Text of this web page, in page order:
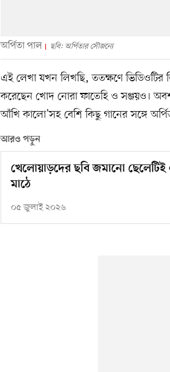
অর্পিতা পাল ছবি: অর্পিতার সৌজন্যে
এই লেখা যখন লিখছি, ততক্ষণে ভিডিওটির
করেছেন খোদ নোরা ফাতেহি ও সঞ্জয়ও।
আঁখি কালো’সহ বেশি কিছু গানের সঙ্গে
আরও পড়ুন
খেলোয়াড়দের ছবি জমানো ছেলেটিই
মাঠে
০৫ জুলাই ২০২৬